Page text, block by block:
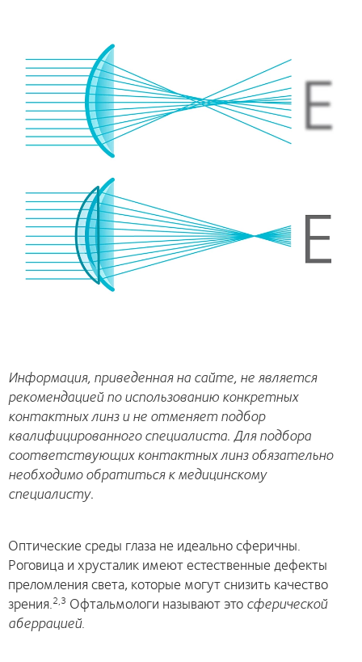
Информация, приведенная на сайте, не является
рекомендацией по использованию конкретных
контактных линз и не отменяет подбор
квалифицированного специалиста. Для подбора
соответствующих контактных линз обязательно
необходимо обратиться к медицинскому
специалисту.
Оптические среды глаза не идеально сферичны.
Роговица и хрусталик имеют естественные дефекты
преломления света, которые могут снизить качество
зрения.2,3 Офтальмологи называют этосферической
аберрацией.